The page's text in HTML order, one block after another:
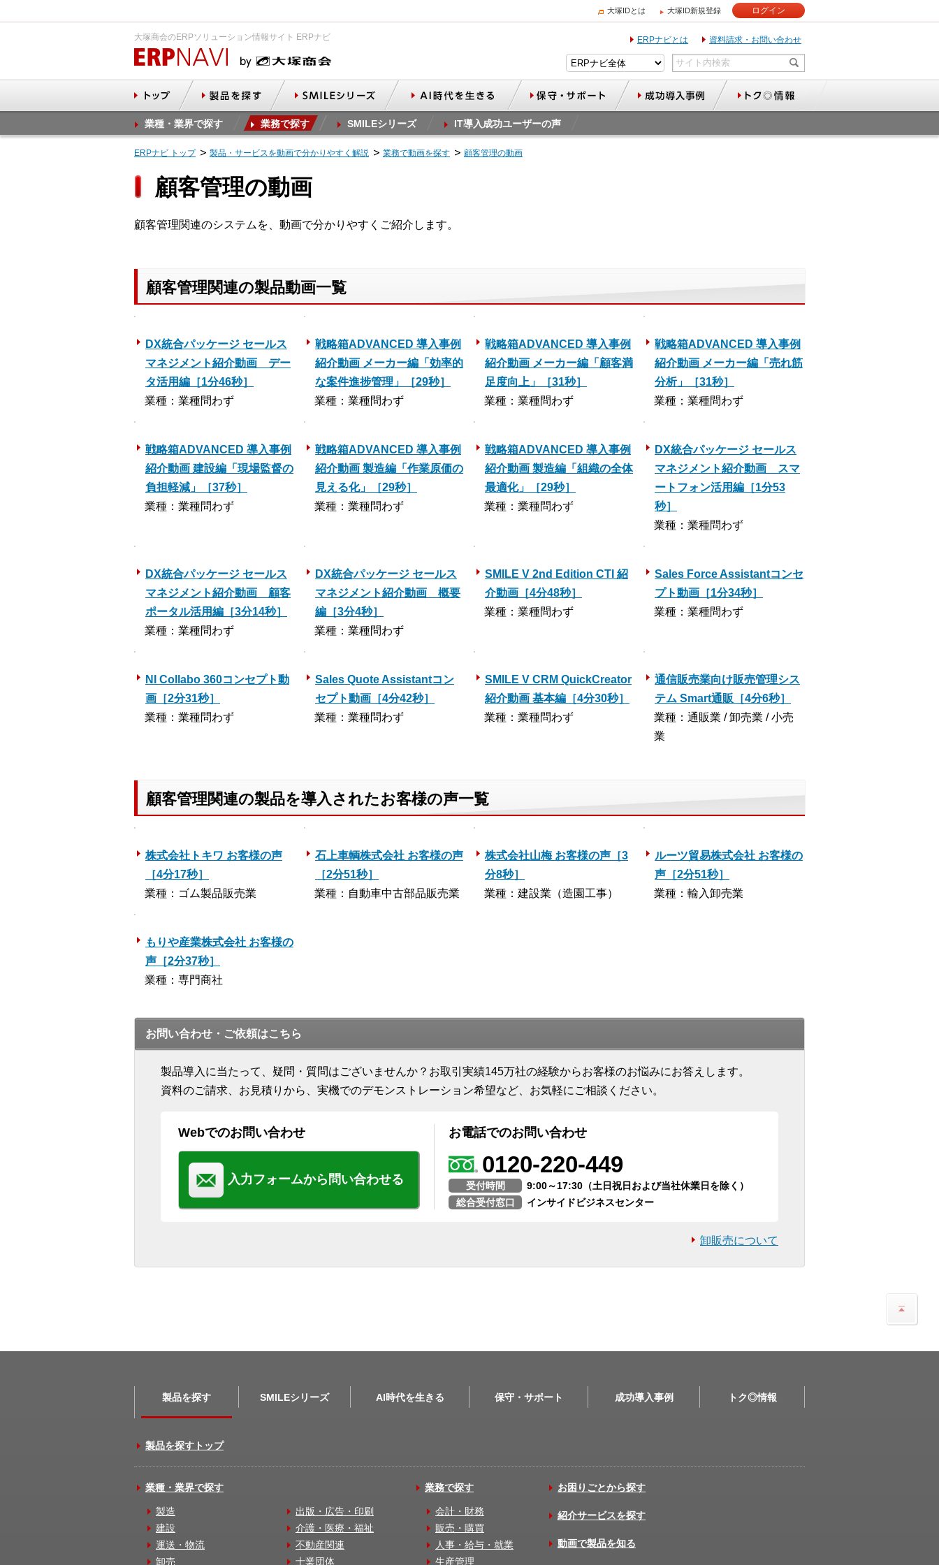
大塚IDとは 大塚ID新規登録 ログイン
大塚商会のERPソリューション情報サイト ERPナビ ERPナビとは 資料請求・お問い合わせ
業種・業界で探す 業務で探す SMILEシリーズ IT導入成功ユーザーの声
ERPナビ トップ 製品・サービスを動画で分かりやすく解説 業務で動画を探す 顧客管理の動画
顧客管理の動画
顧客管理関連のシステムを、動画で分かりやすくご紹介します。
顧客管理関連の製品動画一覧
DX統合パッケージ セールス
マネジメント紹介動画 デー
タ活用編［1分46秒］
業種：業種問わず
戦略箱ADVANCED 導入事例
紹介動画 メーカー編「効率的
な案件進捗管理」［29秒］
業種：業種問わず
戦略箱ADVANCED 導入事例
紹介動画 メーカー編「顧客満
足度向上」［31秒］
業種：業種問わず
戦略箱ADVANCED 導入事例
紹介動画 メーカー編「売れ筋
分析」［31秒］
業種：業種問わず
戦略箱ADVANCED 導入事例
紹介動画 建設編「現場監督の
負担軽減」［37秒］
業種：業種問わず
戦略箱ADVANCED 導入事例
紹介動画 製造編「作業原価の
見える化」［29秒］
業種：業種問わず
戦略箱ADVANCED 導入事例
紹介動画 製造編「組織の全体
最適化」［29秒］
業種：業種問わず
DX統合パッケージ セールス
マネジメント紹介動画 スマ
ートフォン活用編［1分53
秒］
業種：業種問わず
DX統合パッケージ セールス
マネジメント紹介動画 顧客
ポータル活用編［3分14秒］
業種：業種問わず
DX統合パッケージ セールス
マネジメント紹介動画 概要
編［3分4秒］
業種：業種問わず
SMILE V 2nd Edition CTI 紹
介動画［4分48秒］
業種：業種問わず
Sales Force Assistantコンセ
プト動画［1分34秒］
業種：業種問わず
NI Collabo 360コンセプト動
画［2分31秒］
業種：業種問わず
Sales Quote Assistantコン
セプト動画［4分42秒］
業種：業種問わず
SMILE V CRM QuickCreator
紹介動画 基本編［4分30秒］
業種：業種問わず
通信販売業向け販売管理シス
テム Smart通販［4分6秒］
業種：通販業 / 卸売業 / 小売
業
顧客管理関連の製品を導入されたお客様の声一覧
株式会社トキワ お客様の声
［4分17秒］
業種：ゴム製品販売業
石上車輌株式会社 お客様の声
［2分51秒］
業種：自動車中古部品販売業
株式会社山梅 お客様の声［3
分8秒］
業種：建設業（造園工事）
ルーツ貿易株式会社 お客様の
声［2分51秒］
業種：輸入卸売業
もりや産業株式会社 お客様の
声［2分37秒］
業種：専門商社
お問い合わせ・ご依頼はこちら
製品導入に当たって、疑問・質問はございませんか？お取引実績145万社の経験からお客様のお悩みにお答えします。
資料のご請求、お見積りから、実機でのデモンストレーション希望など、お気軽にご相談ください。
Webでのお問い合わせ
入力フォームから問い合わせる
お電話でのお問い合わせ
0120-220-449
受付時間
9:00～17:30（土日祝日および当社休業日を除く）
総合受付窓口
インサイドビジネスセンター
卸販売について
製品を探す SMILEシリーズ AI時代を生きる 保守・サポート 成功導入事例 トク◎情報
製品を探すトップ
業種・業界で探す
製造
建設
運送・物流
卸売
出版・広告・印刷
介護・医療・福祉
不動産関連
士業団体
業務で探す
会計・財務
販売・購買
人事・給与・就業
生産管理
お困りごとから探す
紹介サービスを探す
動画で製品を知る